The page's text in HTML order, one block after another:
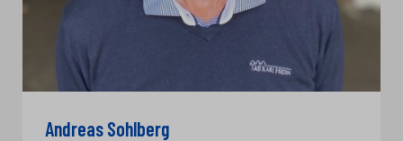
Andreas Sohlberg